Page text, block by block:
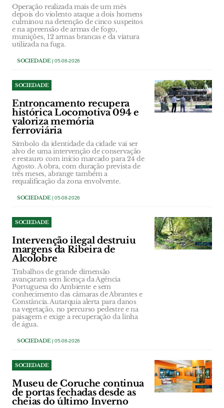
Operação realizada mais de um mês
depois do violento ataque a dois homens
culminou na detenção de cinco suspeitos
e na apreensão de armas de fogo,
munições, 12 armas brancas e da viatura
utilizada na fuga.
SOCIEDADE| 05-08-2026
SOCIEDADE
Entroncamento recupera
histórica Locomotiva 094 e
valoriza memória
ferroviária
Símbolo da identidade da cidade vai ser
alvo de uma intervenção de conservação
e restauro com início marcado para 24 de
Agosto. A obra, com duração prevista de
três meses, abrange também a
requalificação da zona envolvente.
SOCIEDADE| 05-08-2026
SOCIEDADE
Intervenção ilegal destruiu
margens da Ribeira de
Alcolobre
Trabalhos de grande dimensão
avançaram sem licença da Agência
Portuguesa do Ambiente e sem
conhecimento das câmaras de Abrantes e
Constância. Autarquia alerta para danos
na vegetação, no percurso pedestre e na
paisagem e exige a recuperação da linha
de água.
SOCIEDADE| 05-08-2026
SOCIEDADE
Museu de Coruche continua
de portas fechadas desde as
cheias do último Inverno